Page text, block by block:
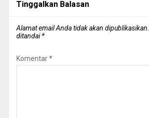
Tinggalkan Balasan
Alamat email Anda tidak akan dipublikasikan.
ditandai*
Komentar*